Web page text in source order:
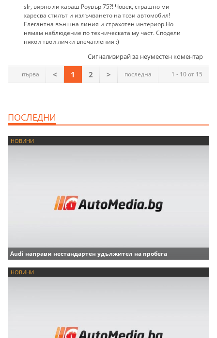
slr, вярно ли караш Роувър 75?! Човек, страшно ми
харесва стилът и излъчването на този автомобил!
Елегантна външна линия и страхотен интериор.Но
нямам наблюдение по техническата му част. Сподели
някои твои лички впечатления :)
Сигнализирай за неуместен коментар
1 - 10 от 15
първа < 1 2 > последна
ПОСЛЕДНИ
НОВИНИ
Audi направи нестандартен удължител на пробега
НОВИНИ